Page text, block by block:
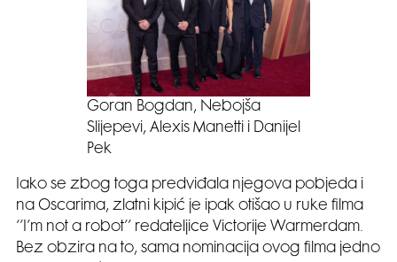
Goran Bogdan, Nebojša
Slijepevi, Alexis Manetti i Danijel
Pek
Iako se zbog toga predviđala njegova pobjeda i
na Oscarima, zlatni kipić je ipak otišao u ruke filma
‘’I’m not a robot’’ redateljice Victorije Warmerdam.
Bez obzira na to, sama nominacija ovog filma jedno